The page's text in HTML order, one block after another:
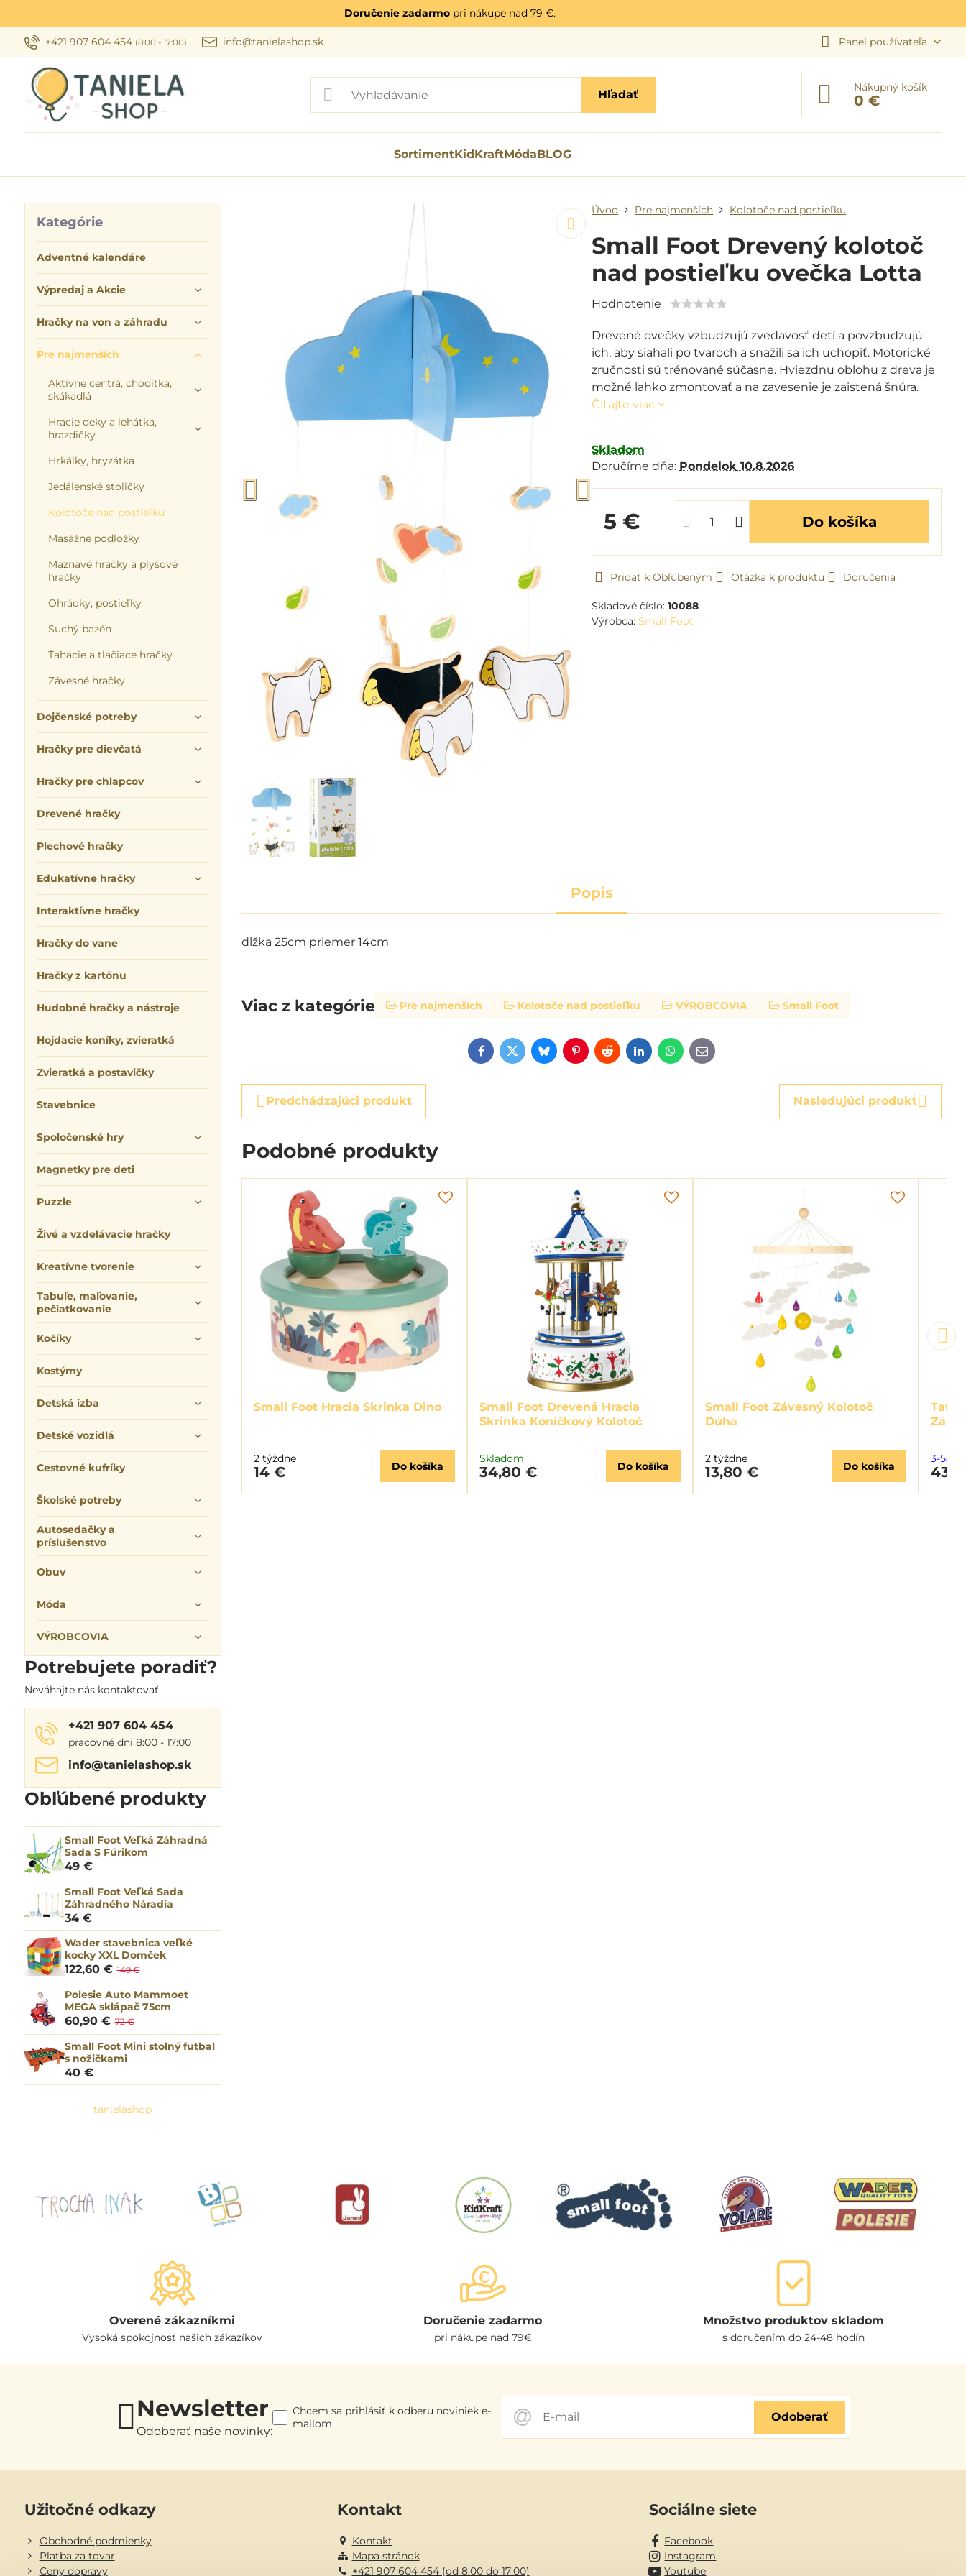
Doručenie zadarmopri nákupe nad 79 €.
+421 907 604 454 (8:00 - 17:00) info@tanielashop.sk Panel používateľa
Hľadať
Nákupný košík
0 €
SortimentKidKraftMódaBLOG
Úvod Pre najmenších Kolotoče nad postieľku
Small Foot Drevený kolotoč
nad postieľku ovečka Lotta
Hodnotenie
Drevené ovečky vzbudzujú zvedavosť detí a povzbudzujú
ich, aby siahali po tvaroch a snažili sa ich uchopiť. Motorické
zručnosti sú trénované súčasne. Hviezdnu oblohu z dreva je
možné ľahko zmontovať a na zavesenie je zaistená šnúra.
Čítajte viac
Skladom
Doručíme dňa: Pondelok 10.8.2026
5 € Do košíka
Pridať k Obľúbeným Otázka k produktu Doručenia
Skladové číslo:10088
Výrobca:Small Foot
Popis
dlžka 25cm priemer 14cm
Viac z kategórie Pre najmenších Kolotoče nad postieľku VÝROBCOVIA Small Foot
Facebook
TwitterBlueskyPinterest
RedditLinkedInWhatsApp
E-
mail
Predchádzajúci produkt Nasledujúci produkt
Podobné produkty
Small Foot Hracia Skrinka Dino
2 týždne
14 € Do košíka
Small Foot Drevená Hracia
Skrinka Koníčkový Kolotoč
Skladom
34,80 € Do košíka
Small Foot Závesný Kolotoč
Dúha
2 týždne
13,80 € Do košíka
Taf
3-5dní
Kategórie
Adventné kalendáre
Výpredaj a Akcie
Hračky na von a záhradu
Pre najmenších
Aktívne centrá, chodítka,
skákadlá
Hracie deky a lehátka,
hrazdičky
Hrkálky, hryzátka
Jedálenské stoličky
Kolotoče nad postieľku
Masážne podložky
Maznavé hračky a plyšové
hračky
Ohrádky, postieľky
Suchý bazén
Ťahacie a tlačiace hračky
Závesné hračky
Dojčenské potreby
Hračky pre dievčatá
Hračky pre chlapcov
Drevené hračky
Plechové hračky
Edukatívne hračky
Interaktívne hračky
Hračky do vane
Hračky z kartónu
Hudobné hračky a nástroje
Hojdacie koníky, zvieratká
Zvieratká a postavičky
Stavebnice
Spoločenské hry
Magnetky pre deti
Puzzle
Živé a vzdelávacie hračky
Kreatívne tvorenie
Tabuľe, maľovanie,
pečiatkovanie
Kočíky
Kostýmy
Detská izba
Detské vozidlá
Cestovné kufríky
Školské potreby
Autosedačky a
príslušenstvo
Obuv
Móda
VÝROBCOVIA
Potrebujete poradiť?
Neváhajte nás kontaktovať
+421 907 604 454
pracovné dni 8:00 - 17:00
info​@tanielashop​.sk
Obľúbené produkty
Small Foot Veľká Záhradná
Sada S Fúrikom
49 €
Small Foot Veľká Sada
Záhradného Náradia
34 €
Wader stavebnica veľké
kocky XXL Domček
122,60 € 149 €
Polesie Auto Mammoet
MEGA sklápač 75cm
60,90 € 72 €
Small Foot Mini stolný futbal
s nožičkami
40 €
tanielashop
Overené zákazníkmi
Vysoká spokojnosť našich zákazíkov
Doručenie zadarmo
pri nákupe nad 79€
Množstvo produktov skladom
s doručením do 24-48 hodín
Newsletter
Odoberať naše novinky:
Odoberať
Chcem sa prihlásiť k odberu noviniek e-
mailom
Užitočné odkazy
Obchodné podmienky
Platba za tovar
Ceny dopravy
Kontakt
Kontakt
Mapa stránok
+421 907 604 454 (od 8:00 do 17:00)
Sociálne siete
Facebook
Instagram
Youtube